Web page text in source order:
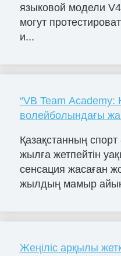
языковой модели
могут
и...
“VB Team Academy:
волейболындағы
Қазақстанның спорт
жылға жетпейтін
сенсация жасаған
жылдың мамыр
Жеңіліс арқылы